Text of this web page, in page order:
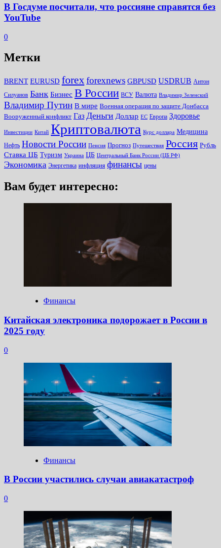
В Госдуме посчитали, что россияне справятся без
YouTube
0
Метки
BRENT EURUSD forexforexnews GBPUSD USDRUB Антон
Силуанов Банк Бизнес В России ВСУ Валюта Владимир Зеленский
Владимир Путин В мире Военная операция по защите Донбасса
Вооруженный конфликт Газ Деньги Доллар ЕС Европа Здоровье
Инвестиции Китай Криптовалюта Курс доллара Медицина
Нефть Новости России Пенсия Прогноз Путешествия Россия Рубль
Ставка ЦБ Туризм Украина ЦБ Центральный Банк России (ЦБ РФ)
Экономика Энергетика инфляция финансы цены
Вам будет интересно:
Финансы
Китайская электроника подорожает в России в
2025 году
0
Финансы
В России участились случаи авиакатастроф
0